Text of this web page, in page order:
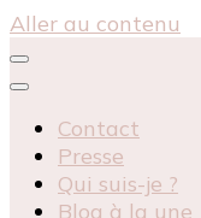
Aller au contenu
Contact
Presse
Qui suis-je ?
Blog à la une